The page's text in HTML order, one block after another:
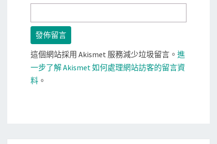
這個網站採用 Akismet 服務減少垃圾留言。 進
一步了解 Akismet 如何處理網站訪客的留言資
料 。